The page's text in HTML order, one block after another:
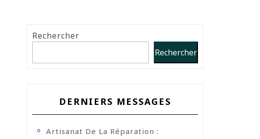
Rechercher
Rechercher
DERNIERS MESSAGES
Artisanat De La Réparation :